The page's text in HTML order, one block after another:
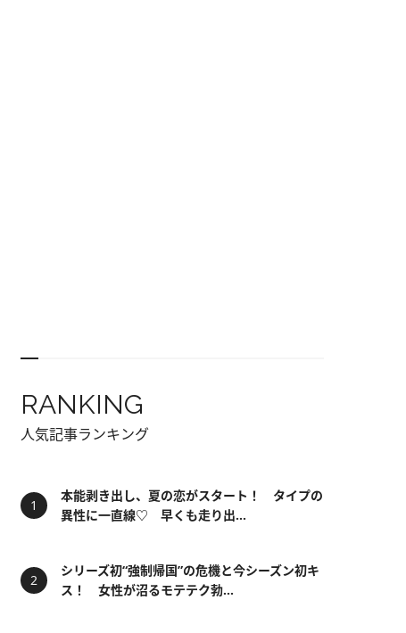
RANKING
人気記事ランキング
本能剥き出し、夏の恋がスタート！ タイプの
異性に一直線♡ 早くも走り出...
シリーズ初“強制帰国”の危機と今シーズン初キ
ス！ 女性が沼るモテテク勃...